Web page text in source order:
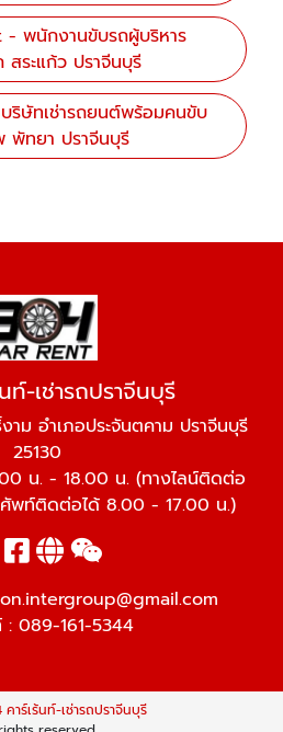
พนักงานขับรถผู้บริหาร
สระแก้ว ปราจีนบุรี
ษัทเช่ารถยนต์พร้อมคนขับ
พัทยา ปราจีนบุรี
ท์-เช่ารถปราจีนบุรี
ม อำเภอประจันตคาม ปราจีนบุรี
25130
น. - 18.00 น. (ทางไลน์ติดต่อ
ศัพท์ติดต่อได้ 8.00 - 17.00 น.)
: 089-161-5344
คาร์เร้นท์-เช่ารถปราจีนบุรี